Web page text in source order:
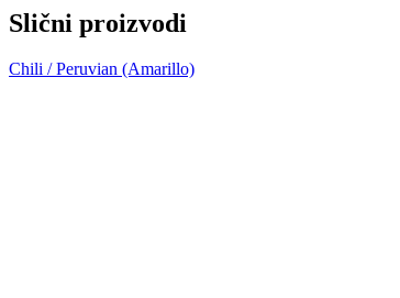
Slični proizvodi
Chili / Peruvian (Amarillo)